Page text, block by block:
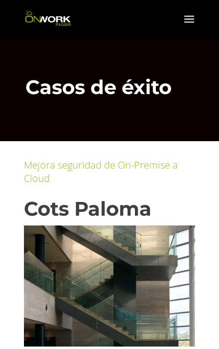
Casos de éxito
Mejora seguridad de On-Premise a
Cloud
Cots Paloma